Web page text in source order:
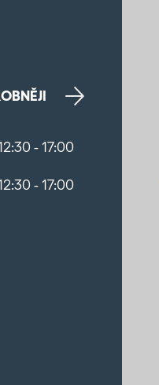
- 17:00
- 17:00